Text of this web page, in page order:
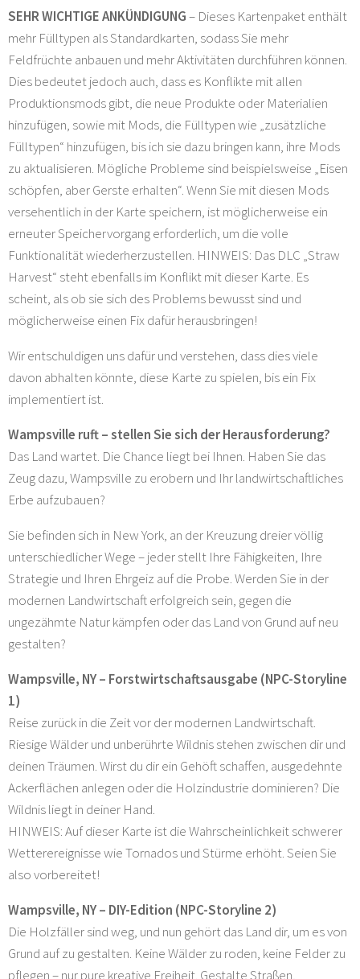
SEHR WICHTIGE ANKÜNDIGUNG– Dieses Kartenpaket enthält
mehr Fülltypen als Standardkarten, sodass Sie mehr
Feldfrüchte anbauen und mehr Aktivitäten durchführen können.
Dies bedeutet jedoch auch, dass es Konflikte mit allen
Produktionsmods gibt, die neue Produkte oder Materialien
hinzufügen, sowie mit Mods, die Fülltypen wie „zusätzliche
Fülltypen“ hinzufügen, bis ich sie dazu bringen kann, ihre Mods
zu aktualisieren. Mögliche Probleme sind beispielsweise „Eisen
schöpfen, aber Gerste erhalten“. Wenn Sie mit diesen Mods
versehentlich in der Karte speichern, ist möglicherweise ein
erneuter Speichervorgang erforderlich, um die volle
Funktionalität wiederherzustellen. HINWEIS: Das DLC „Straw
Harvest“ steht ebenfalls im Konflikt mit dieser Karte. Es
scheint, als ob sie sich des Problems bewusst sind und
möglicherweise einen Fix dafür herausbringen!
Wir entschuldigen uns dafür und verstehen, dass dies viele
davon abhalten könnte, diese Karte zu spielen, bis ein Fix
implementiert ist.
Wampsville ruft – stellen Sie sich der Herausforderung?
Das Land wartet. Die Chance liegt bei Ihnen. Haben Sie das
Zeug dazu, Wampsville zu erobern und Ihr landwirtschaftliches
Erbe aufzubauen?
Sie befinden sich in New York, an der Kreuzung dreier völlig
unterschiedlicher Wege – jeder stellt Ihre Fähigkeiten, Ihre
Strategie und Ihren Ehrgeiz auf die Probe. Werden Sie in der
modernen Landwirtschaft erfolgreich sein, gegen die
ungezähmte Natur kämpfen oder das Land von Grund auf neu
gestalten?
Wampsville, NY – Forstwirtschaftsausgabe (NPC-Storyline
1)
Reise zurück in die Zeit vor der modernen Landwirtschaft.
Riesige Wälder und unberührte Wildnis stehen zwischen dir und
deinen Träumen. Wirst du dir ein Gehöft schaffen, ausgedehnte
Ackerflächen anlegen oder die Holzindustrie dominieren? Die
Wildnis liegt in deiner Hand.
HINWEIS: Auf dieser Karte ist die Wahrscheinlichkeit schwerer
Wetterereignisse wie Tornados und Stürme erhöht. Seien Sie
also vorbereitet!
Wampsville, NY – DIY-Edition (NPC-Storyline 2)
Die Holzfäller sind weg, und nun gehört das Land dir, um es von
Grund auf zu gestalten. Keine Wälder zu roden, keine Felder zu
pflegen – nur pure kreative Freiheit. Gestalte Straßen,